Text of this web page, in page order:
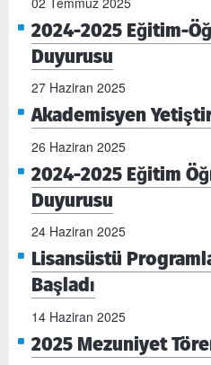
2024-2025 Eğitim-
Duyurusu
27 Haziran 2025
Akademisyen
26 Haziran 2025
2024-2025 Eğitim
Duyurusu
24 Haziran 2025
Lisansüstü
Başladı
14 Haziran 2025
2025 Mezuniyet